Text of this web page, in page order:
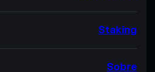
Staking
Sobre